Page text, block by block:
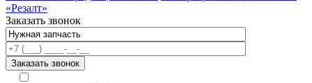
«Резалт»
Заказать звонок